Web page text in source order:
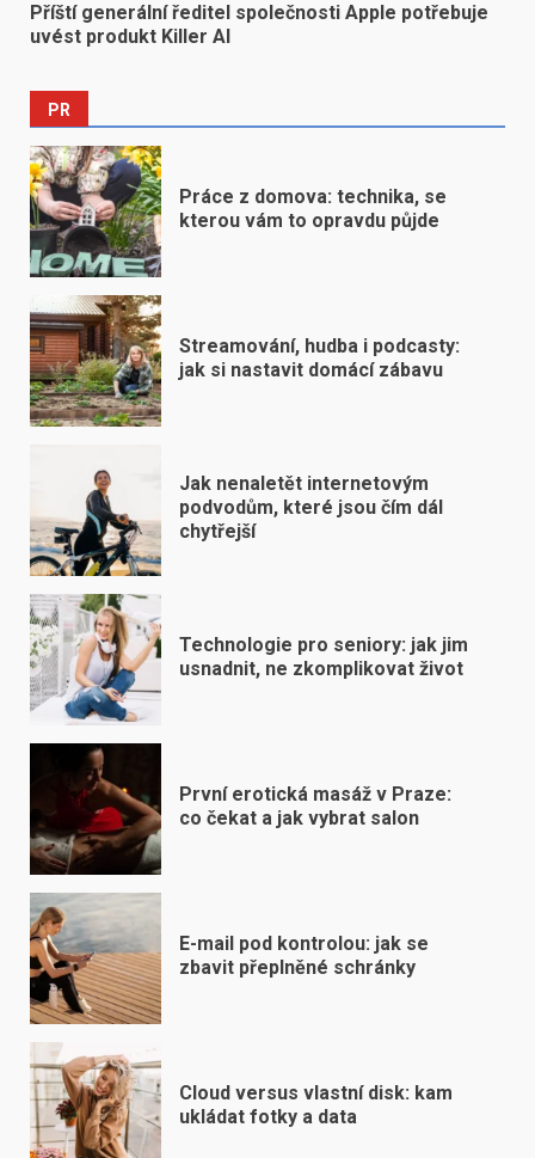
Příští generální ředitel společnosti Apple potřebuje
uvést produkt Killer AI
PR
Práce z domova: technika, se
kterou vám to opravdu půjde
Streamování, hudba i podcasty:
jak si nastavit domácí zábavu
Jak nenaletět internetovým
podvodům, které jsou čím dál
chytřejší
Technologie pro seniory: jak jim
usnadnit, ne zkomplikovat život
První erotická masáž v Praze:
co čekat a jak vybrat salon
E-mail pod kontrolou: jak se
zbavit přeplněné schránky
Cloud versus vlastní disk: kam
ukládat fotky a data